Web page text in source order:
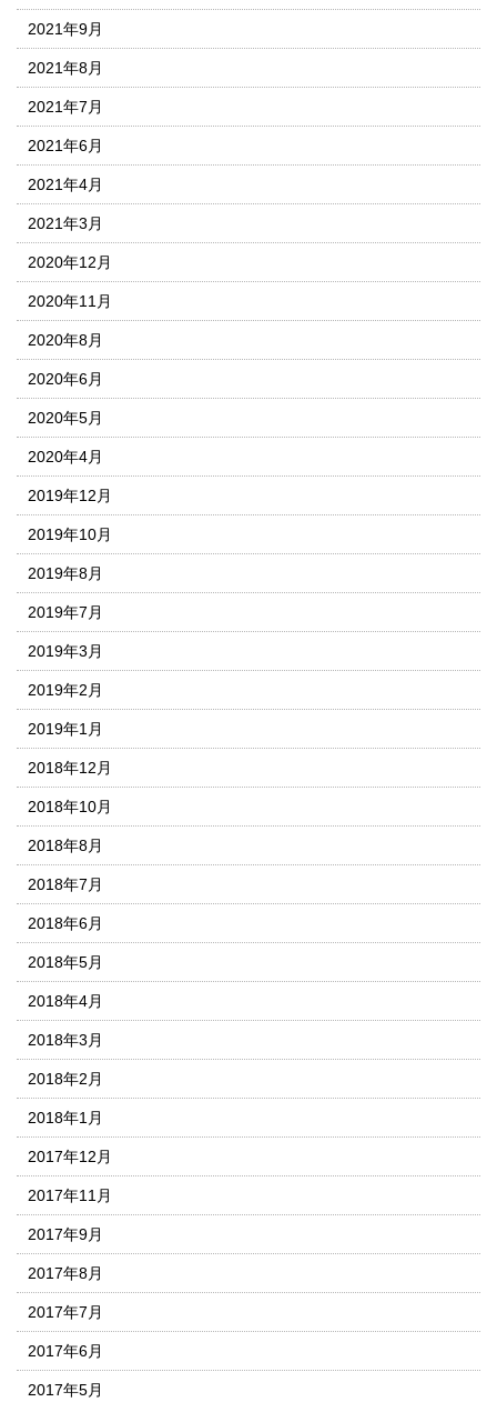
2021年9月
2021年8月
2021年7月
2021年6月
2021年4月
2021年3月
2020年12月
2020年11月
2020年8月
2020年6月
2020年5月
2020年4月
2019年12月
2019年10月
2019年8月
2019年7月
2019年3月
2019年2月
2019年1月
2018年12月
2018年10月
2018年8月
2018年7月
2018年6月
2018年5月
2018年4月
2018年3月
2018年2月
2018年1月
2017年12月
2017年11月
2017年9月
2017年8月
2017年7月
2017年6月
2017年5月